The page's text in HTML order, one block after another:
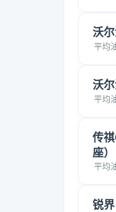
沃
平均
沃
平均
传
座）
平均
锐